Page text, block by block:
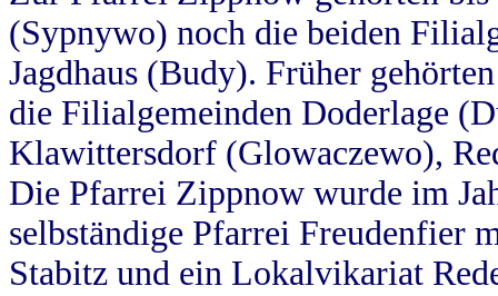
(Sypnywo) noch die beiden
Jagdhaus (Budy). Früher
die Filialgemeinden Doderlage
Klawittersdorf (Glowaczewo),
Die Pfarrei Zippnow wurde im
selbständige Pfarrei Freudenfier
Stabitz und ein Lokalvikariat